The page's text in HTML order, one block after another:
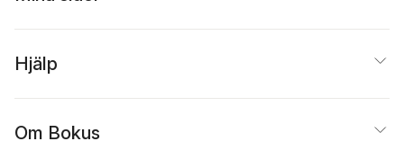
Hjälp
Om Bokus